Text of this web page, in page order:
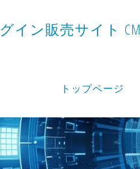
グイ ン販売サイ ト CM
トップページ